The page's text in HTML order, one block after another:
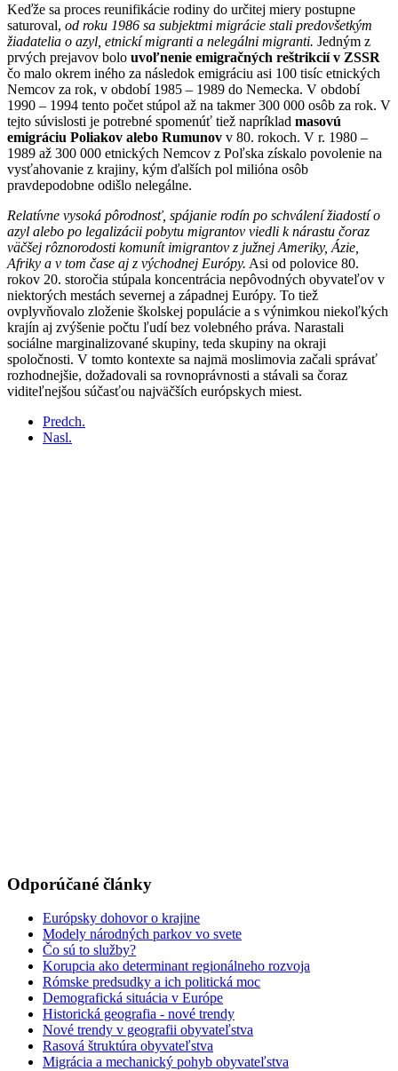
Keďže sa proces reunifikácie rodiny do určitej miery postupne
saturoval, od roku 1986 sa subjektmi migrácie stali predovšetkým
žiadatelia o azyl, etnickí migranti a nelegálni migranti. Jedným z
prvých prejavov bolo uvoľnenie emigračných reštrikcií v ZSSR
čo malo okrem iného za následok emigráciu asi 100 tisíc etnických
Nemcov za rok, v období 1985 – 1989 do Nemecka. V období
1990 – 1994 tento počet stúpol až na takmer 300 000 osôb za rok. V
tejto súvislosti je potrebné spomenúť tiež napríklad masovú
emigráciu Poliakov alebo Rumunov v 80. rokoch. V r. 1980 –
1989 až 300 000 etnických Nemcov z Poľska získalo povolenie na
vysťahovanie z krajiny, kým ďalších pol milióna osôb
pravdepodobne odišlo nelegálne.
Relatívne vysoká pôrodnosť, spájanie rodín po schválení žiadostí o
azyl alebo po legalizácii pobytu migrantov viedli k nárastu čoraz
väčšej rôznorodosti komunít imigrantov z južnej Ameriky, Ázie,
Afriky a v tom čase aj z východnej Európy. Asi od polovice 80.
rokov 20. storočia stúpala koncentrácia nepôvodných obyvateľov v
niektorých mestách severnej a západnej Európy. To tiež
ovplyvňovalo zloženie školskej populácie a s výnimkou niekoľkých
krajín aj zvýšenie počtu ľudí bez volebného práva. Narastali
sociálne marginalizované skupiny, teda skupiny na okraji
spoločnosti. V tomto kontexte sa najmä moslimovia začali správať
rozhodnejšie, dožadovali sa rovnoprávnosti a stávali sa čoraz
viditeľnejšou súčasťou najväčších európskych miest.
Predch.
Nasl.
Odporúčané články
Európsky dohovor o krajine
Modely národných parkov vo svete
Čo sú to služby?
Korupcia ako determinant regionálneho rozvoja
Rómske predsudky a ich politická moc
Demografická situácia v Európe
Historická geografia - nové trendy
Nové trendy v geografii obyvateľstva
Rasová štruktúra obyvateľstva
Migrácia a mechanický pohyb obyvateľstva